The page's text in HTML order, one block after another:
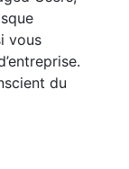
vous
du